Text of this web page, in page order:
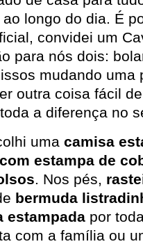
longo do dia. É
convidei um
para nós dois:
mudando uma
outra coisa fácil
a diferença no
uma camisa
estampa de
. Nos pés,
bermuda
estampada por
com a família ou